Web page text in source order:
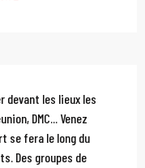
devant les lieux les
DMC... Venez
se fera le long du
Des groupes de